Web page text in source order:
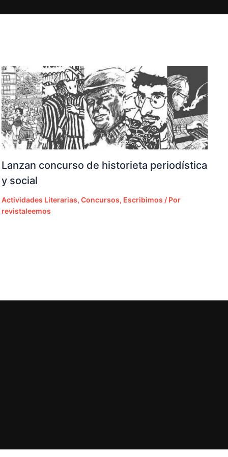
Lanzan concurso de historieta periodística
y social
Actividades Literarias,Concursos, Escribimos / Por
revistaleemos